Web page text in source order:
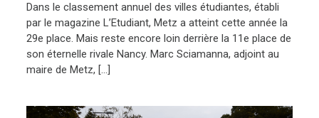
Dans le classement annuel des villes étudiantes, établi
par le magazine L’Etudiant, Metz a atteint cette année la
29e place. Mais reste encore loin derrière la 11e place de
son éternelle rivale Nancy. Marc Sciamanna, adjoint au
maire de Metz, […]